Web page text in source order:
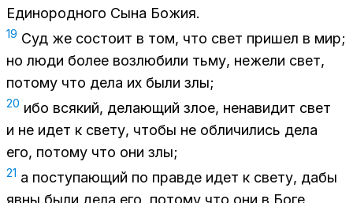
Еди­но­род­но­го Сына Бо­жия.
19 Суд же со­сто­ит в том, что свет при­шел в мир;
но люди бо­лее воз­лю­би­ли тьму, неже­ли свет,
по­то­му что дела их были злы;
20 ибо вся­кий, де­ла­ю­щий злое, нена­ви­дит свет
и не идет к све­ту, что­бы не об­ли­чи­лись дела
его, по­то­му что они злы;
21 а по­сту­па­ю­щий по прав­де идет к све­ту, дабы
явны были дела его, по­то­му что они в Боге